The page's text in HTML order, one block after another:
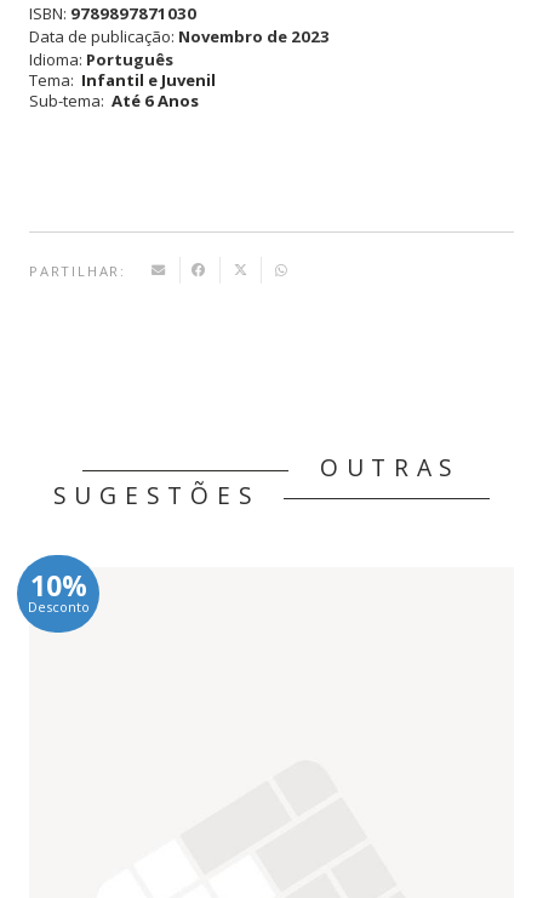
do
Mar
ISBN: 9789897871030
Data de publicação: Novembro de 2023
Idioma: Português
Tema: Infantil e Juvenil
Sub-tema: Até 6 Anos
PARTILHAR:
OUTRAS
SUGESTÕES
10%
Desconto